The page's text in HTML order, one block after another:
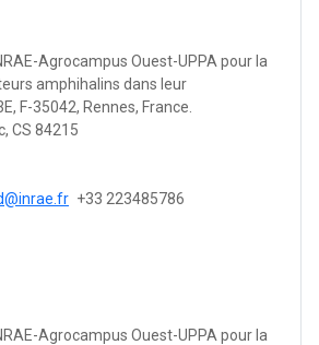
Agrocampus Ouest-UPPA pour la
amphihalins dans leur
F-35042, Rennes, France.
CS 84215
+33 223485786
Agrocampus Ouest-UPPA pour la